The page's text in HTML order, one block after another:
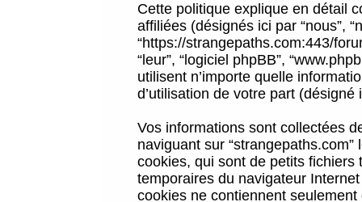
Cette politique explique en détail
affiliées (désignés ici par “nous”,
“https://strangepaths.com:443/
“leur”, “logiciel phpBB”,
utilisent n’importe quelle
d’utilisation de votre part (désigné
Vos informations sont collectées
naviguant sur
cookies, qui sont de petits
temporaires du navigateur
cookies ne contiennent